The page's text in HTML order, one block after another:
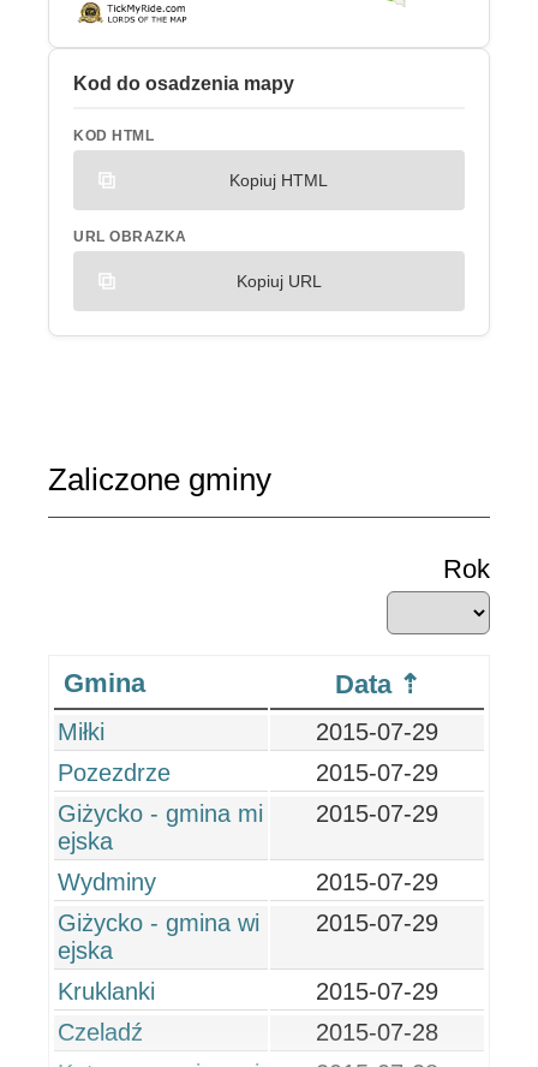
Kod do osadzenia mapy
KOD HTML
Kopiuj HTML
URL OBRAZKA
Kopiuj URL
Zaliczone gminy
Rok
Gmina Data
Miłki
2015-07-29
Pozezdrze
2015-07-29
Giżycko - gmina mi
ejska
2015-07-29
Wydminy
2015-07-29
Giżycko - gmina wi
ejska
2015-07-29
Kruklanki
2015-07-29
Czeladź
2015-07-28